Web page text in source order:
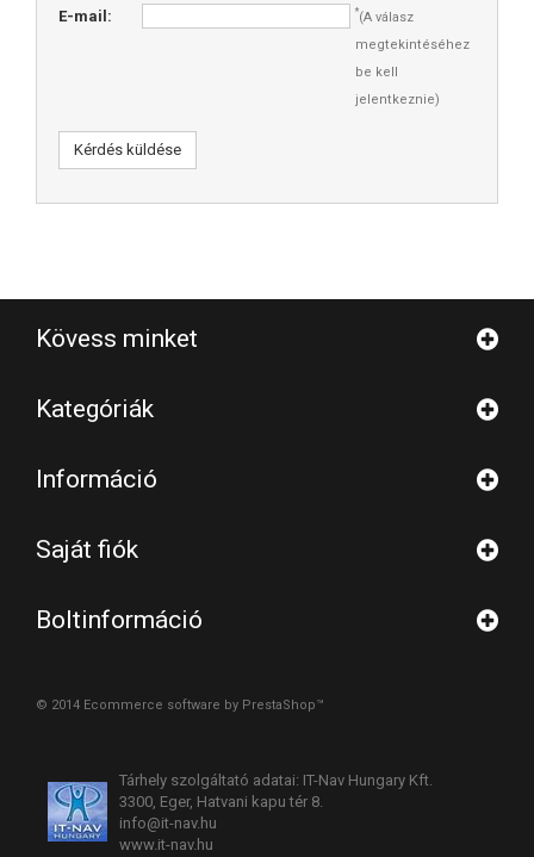
E-mail: *(A válasz
megtekintéséhez
be kell
jelentkeznie)
Kérdés küldése
Kövess minket
Kategóriák
Információ
© 2014 Ecommerce software by PrestaShop™
Saját fiók
Boltinformáció
Tárhely szolgáltató adatai: IT-Nav Hungary Kft.
3300, Eger, Hatvani kapu tér 8.
info@it-nav.hu
www.it-nav.hu